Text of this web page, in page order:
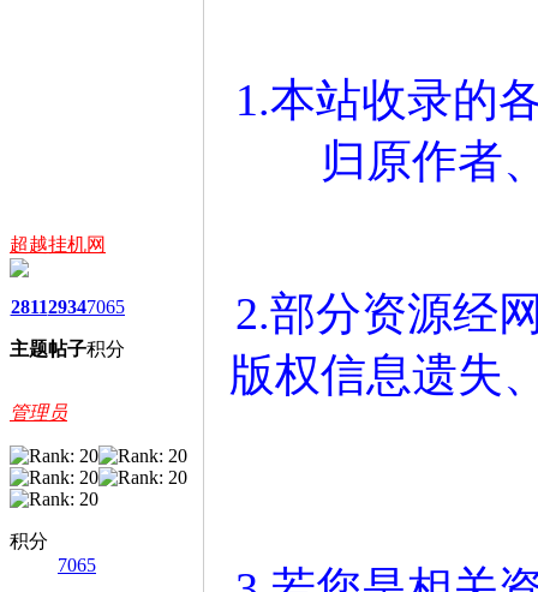
超越挂机网
2811
主题
2934
帖子
7065
积分
管理员
积分
7065
1.本站收录的
归原作者
2.部分资源经
版权信息遗失